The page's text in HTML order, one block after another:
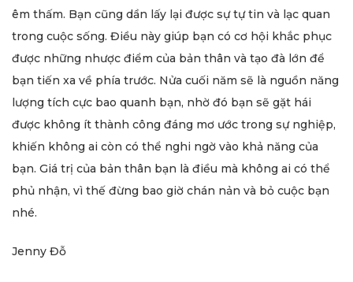
êm thấm. Bạn cũng dần lấy lại được sự tự tin và lạc quan
trong cuộc sống. Điều này giúp bạn có cơ hội khắc phục
được những nhược điểm của bản thân và tạo đà lớn để
bạn tiến xa về phía trước. Nửa cuối năm sẽ là nguồn năng
lượng tích cực bao quanh bạn, nhờ đó bạn sẽ gặt hái
được không ít thành công đáng mơ ước trong sự nghiệp,
khiến không ai còn có thể nghi ngờ vào khả năng của
bạn. Giá trị của bản thân bạn là điều mà không ai có thể
phủ nhận, vì thế đừng bao giờ chán nản và bỏ cuộc bạn
nhé.
Jenny Đỗ